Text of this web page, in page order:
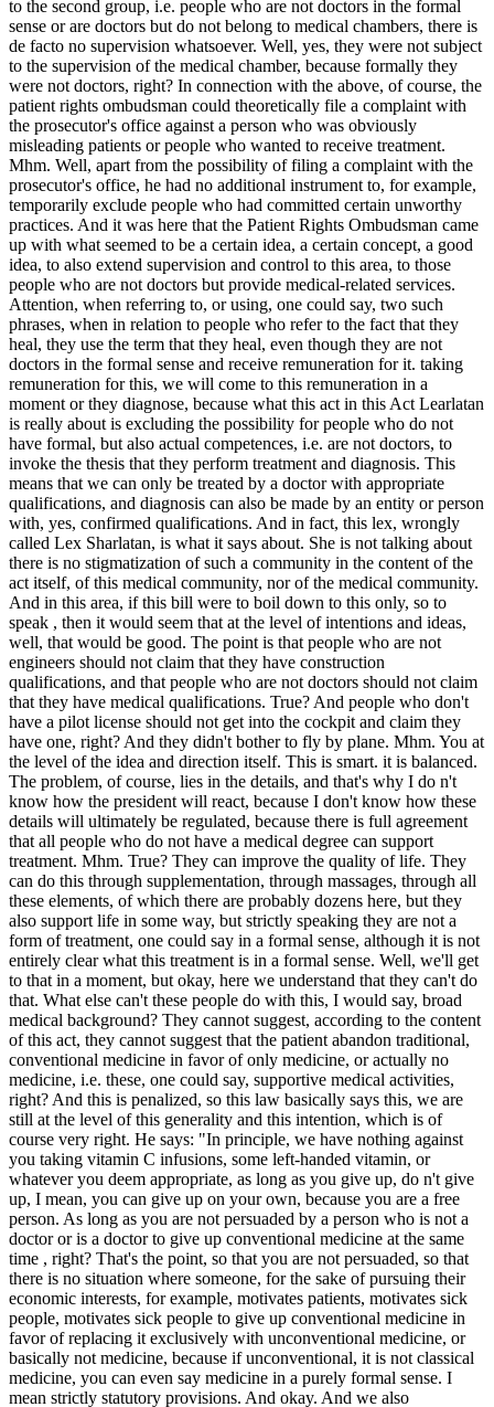
to the second group, i.e. people who are not doctors in the formal
sense or are doctors but do not belong to medical chambers, there is
de facto no supervision whatsoever. Well, yes, they were not subject
to the supervision of the medical chamber, because formally they
were not doctors, right? In connection with the above, of course, the
patient rights ombudsman could theoretically file a complaint with
the prosecutor's office against a person who was obviously
misleading patients or people who wanted to receive treatment. Mhm. Well, apart from the possibility of filing a complaint with the prosecutor's office, he had no additional instrument to, for example, temporarily exclude people who had committed certain unworthy practices. And it was here that the Patient Rights Ombudsman came up with what seemed to be a certain idea, a certain concept, a good idea, to also extend supervision and control to this area, to those people who are not doctors but provide medical-related services. Attention, when referring to, or using, one could say, two such phrases, when in relation to people who refer to the fact that they heal, they use the term that they heal, even though they are not doctors in the formal sense and receive remuneration for it. taking remuneration for this, we will come to this remuneration in a moment or they diagnose, because what this act in this Act Learlatan is really about is excluding the possibility for people who do not have formal, but also actual competences, i.e. are not doctors, to invoke the thesis that they perform treatment and diagnosis. This means that we can only be treated by a doctor with appropriate qualifications, and diagnosis can also be made by an entity or person with, yes, confirmed qualifications. And in fact, this lex, wrongly called Lex Sharlatan, is what it says about. She is not talking about there is no stigmatization of such a community in the content of the act itself, of this medical community, nor of the medical community. And in this area, if this bill were to boil down to this only, so to speak , then it would seem that at the level of intentions and ideas, well, that would be good. The point is that people who are not engineers should not claim that they have construction qualifications, and that people who are not doctors should not claim that they have medical qualifications. True? And people who don't have a pilot license should not get into the cockpit and claim they have one, right? And they didn't bother to fly by plane. Mhm. You at the level of the idea and direction itself. This is smart. it is balanced. The problem, of course, lies in the details, and that's why I do n't know how the president will react, because I don't know how these details will ultimately be regulated, because there is full agreement that all people who do not have a medical degree can support treatment. Mhm. True? They can improve the quality of life. They can do this through supplementation, through massages, through all these elements, of which there are probably dozens here, but they also support life in some way, but strictly speaking they are not a form of treatment, one could say in a formal sense, although it is not entirely clear what this treatment is in a formal sense. Well, we'll get to that in a moment, but okay, here we understand that they can't do that. What else can't these people do with this, I would say, broad medical background? They cannot suggest, according to the content of this act, they cannot suggest that the patient abandon traditional, conventional medicine in favor of only medicine, or actually no medicine, i.e. these, one could say, supportive medical activities, right? And this is penalized, so this law basically says this, we are still at the level of this generality and this intention, which is of course very right. He says: "In principle, we have nothing against you taking vitamin C infusions, some left-handed vitamin, or whatever you deem appropriate, as long as you give up, do n't give up, I mean, you can give up on your own, because you are a free person. As long as you are not persuaded by a person who is not a doctor or is a doctor to give up conventional medicine at the same time , right? That's the point, so that you are not persuaded, so that there is no situation where someone, for the sake of pursuing their economic interests, for example, motivates patients, motivates sick people, motivates sick people to give up conventional medicine in favor of replacing it exclusively with unconventional medicine, or basically not medicine, because if unconventional, it is not classical medicine, you can even say medicine in a purely formal sense. I mean strictly statutory provisions. And okay. And we also understand that there is logic here, because the truth is, such a construction does not attack the medical community. Because anyone can sell Supplements, as long as they do n't harm health. Everyone can provide other services, so to speak, as long as basic medical treatment, classically medical, goes hand in hand. Okay. The thing is, there are several such areas that are highly controversial. The question is , what exactly is this? Well, as we've established that there are two areas this act is focused on, namely the medical one, and we've already explained that a bit, now let's move on to the strictly medical one for a moment, where we have licensed physicians. Hmm. And here's an interesting story, because this act essentially in some cases excludes the freedom of action of these physicians, i.e., licensed physicians. So it says that it's not like you can make your own assessment and your own life experience, even if it were the richest, that you can perform certain procedures that you weigh, that they will be effective and most appropriate, even if you have exactly the same life experience and even if it were extensive. It's not like that, That you can do them freely, because there is such a thing as current medical knowledge. This current medical knowledge exists, and here's the interesting thing, it's just a catchphrase. There we have a certain general standard, a general standard applied in the act in this particular case. This concerns the act on the professions of physicians and dentists. And the act doesn't explain in detail what this current medical knowledge is. Well, it doesn't explain it in detail. What it is, what is treated, what is assumed to be current medical knowledge. It's a collection of information from many different databases and guidelines. And this is a dispute that has been going on in the medical community among doctors for years. Many doctors in Poland have had and are still having disciplinary proceedings, temporarily or indefinitely excluding them from the medical profession because there's no clarity on what this current medical knowledge is . An example was the famous amantadine, an example was, let's say, the pandemic. Hmm. And proceedings that are still ongoing today, including those of doctors who lost their licenses because they had a different concept. on knowledge, on ontolog, i.e., the ontological scope, i.e., the set of information contained in such a general concept. Current medical knowledge. This is what we count as current medical knowledge. And what I'm saying now stems directly from my experience, I'll emphasize here, not only from theory, but from my experience representing outstanding Polish doctors. This is generally very important in proceedings before the Supreme Medical Court, before the Supreme Medical Chamber, because what turns out? It turns out that we have, yes, we have a database of permissible and acceptable treatment methods. For example, an international database. We have a database of the United States, we have a database of methods recognized by Polish countries, by Poland, we have databases, I would say, diversified, and they do not at all overlap in this subject matter. That is, they differ from each other, to put it simply. Now, it's also important to know that problems arise from the circumstance that often what was current medical knowledge at a given moment is already, for example, outdated, obsolete. And here, the situation looks very different in practice, I would say. He said, "Not good for doctors." Here are three such examples. One doctor, a prominent figure in his field, received, if I remember correctly, a 30-year ban on practicing his profession. The other, equally prominent in his field, received less, a 15-year ban on practicing his profession. How did this happen? Ultimately, I'll say right away that in both cases, we managed, one might say, to annihilate the initially issued bans. But how did this happen? It turned out that both were outstanding representatives of medical science—not just doctors, but generally—in one case, a doctor, in the other, a postdoctoral degree, meaning they were representatives of the scientific world in general. Hmm, they came to Poland full of enthusiasm, full of energy, and full of confidence that they would be treating using the methods they had learned in the United States and Great Britain, because both of them practiced at outstanding, excellent universities and, interestingly, with absolutely top- tier scientists. In the area in which they specialized, they had specializations. Mhm. And it turned out that they didn't fit at all into the framework of methods that were recognized and known by, for example, the provincial health consultant. And both of them received, at different times, charges for various incidents. First, the disciplinary spokesman, initially believed there was no issue at all , because they had led to a complete recovery of the patients. I was just about to ask, did the patients suffer any harm in connection with this treatment? Yes. The strange thing about these cases, in fact, in all the cases we handled, the strange thing about these charges was that in none of them were there— firstly, there was a recovery, secondly, there were no lasting side effects. In one case, there was a rash that lasted, if I remember correctly, for about seven days. But clearly, it was within the community, because all these incidents were reported, as it later turned out, meaning they didn't come from patients. They didn't come from patients. One It came from a patient. The other two were from community reports. Clearly, there was some element of, I would say, competition, to put it mildly, and, well, anyway, these proceedings were